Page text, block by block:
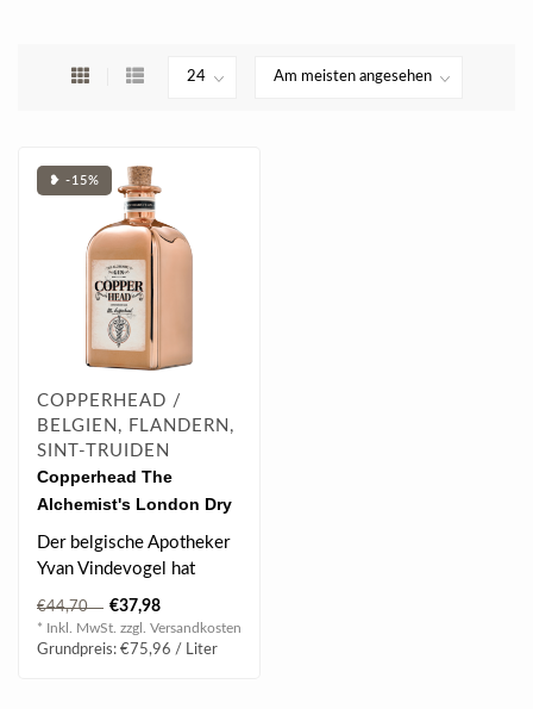
❥ -15%
COPPERHEAD /
BELGIEN, FLANDERN,
SINT-TRUIDEN
Copperhead The
Alchemist's London Dry
Gin 0.5 l 40% vol
Der belgische Apotheker
Yvan Vindevogel hat
einen klassischen London
Dry Gin kre..
€44,70 €37,98
* Inkl. MwSt. zzgl. Versandkosten
Grundpreis: €75,96 / Liter